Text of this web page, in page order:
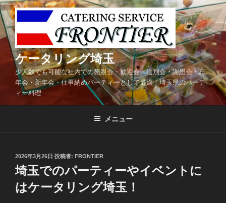
コ
ン
テ
ン
へ
ケータリング埼玉
少人数でも可能な社内での懇親会・歓迎会・送別会・謝恩会・忘
年会・新年会・仕事納めパーティーとして最適！埼玉県のパーテ
ィー料理
メニュー
投
稿
日:
2026年3月26日 投稿者: FRONTIER
埼玉でのパーティーやイベントに
はケータリング埼玉！